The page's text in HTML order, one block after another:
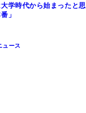
学時代から始まったと思
」
ュース